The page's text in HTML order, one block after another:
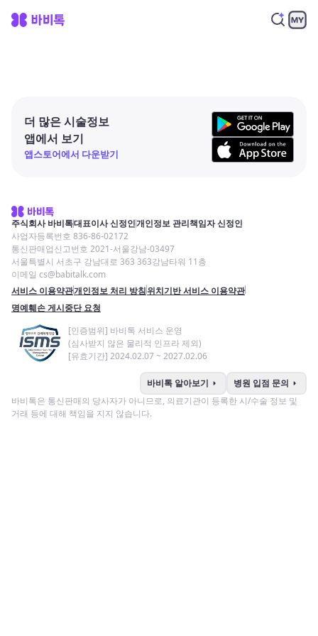
더 많은 시술정보
앱에서 보기
앱스토어에서 다운받기
주식회사 바비톡대표이사 신정인개인정보 관리책임자 신정인
사업자등록번호 836-86-02172
통신판매업신고번호 2021-서울강남-03497
서울특별시 서초구 강남대로 363 363강남타워 11층
이메일 cs@babitalk.com
서비스 이용약관개인정보 처리 방침위치기반 서비스 이용약관
명예훼손 게시중단 요청
[인증범위] 바비톡 서비스 운영
(심사받지 않은 물리적 인프라 제외)
[유효기간] 2024.02.07 ~ 2027.02.06
바비톡 알아보기 arrow_right 병원 입점 문의 arrow_right
바비톡은 통신판매의 당사자가 아니므로, 의료기관이 등록한 시/수술 정보 및
거래 등에 대해 책임을 지지 않습니다.